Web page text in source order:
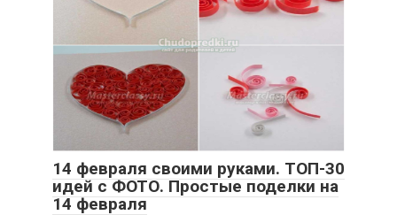
14 февраля своими руками. ТОП-30
идей с ФОТО. Простые поделки на
14 февраля